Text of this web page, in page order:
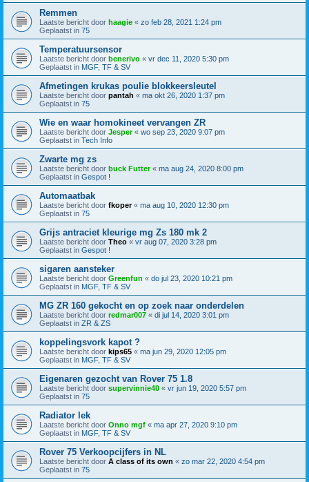
Remmen
Laatste bericht door haagie « zo feb 28, 2021 1:24 pm
Geplaatst in 75
Temperatuursensor
Laatste bericht door benerivo « vr dec 11, 2020 5:30 pm
Geplaatst in MGF, TF & SV
Afmetingen krukas poulie blokkeersleutel
Laatste bericht door pantah « ma okt 26, 2020 1:37 pm
Geplaatst in 75
Wie en waar homokineet vervangen ZR
Laatste bericht door Jesper« wo sep 23, 2020 9:07 pm
Geplaatst in Tech Info
Zwarte mg zs
Laatste bericht door buck Futter« ma aug 24, 2020 8:00 pm
Geplaatst in Gespot !
Automaatbak
Laatste bericht door fkoper« ma aug 10, 2020 12:30 pm
Geplaatst in 75
Grijs antraciet kleurige mg Zs 180 mk 2
Laatste bericht door Theo « vr aug 07, 2020 3:28 pm
Geplaatst in Gespot !
sigaren aansteker
Laatste bericht door Greenfun « do jul 23, 2020 10:21 pm
Geplaatst in MGF, TF & SV
MG ZR 160 gekocht en op zoek naar onderdelen
Laatste bericht door redmar007 « di jul 14, 2020 3:01 pm
Geplaatst in ZR & ZS
koppelingsvork kapot ?
Laatste bericht door kips65 « ma jun 29, 2020 12:05 pm
Geplaatst in MGF, TF & SV
Eigenaren gezocht van Rover 75 1.8
Laatste bericht door supervinnie40 « vr jun 19, 2020 5:57 pm
Geplaatst in 75
Radiator lek
Laatste bericht door Onno mgf « ma apr 27, 2020 9:10 pm
Geplaatst in MGF, TF & SV
Rover 75 Verkoopcijfers in NL
Laatste bericht door A class of its own « zo mar 22, 2020 4:54 pm
Geplaatst in 75